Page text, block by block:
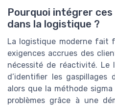
Pourquoi intégrer
dans la logistique ?
La logistique moderne fait
exigences accrues des
nécessité de réactivité. Le
d’identifier les gaspillages
alors que la méthode
problèmes grâce à une